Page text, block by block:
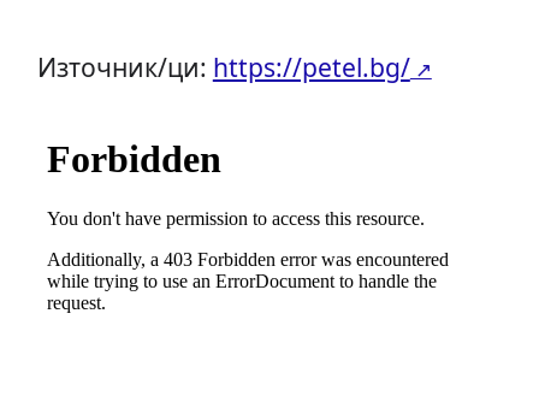
Източник/ци: https://petel.bg/